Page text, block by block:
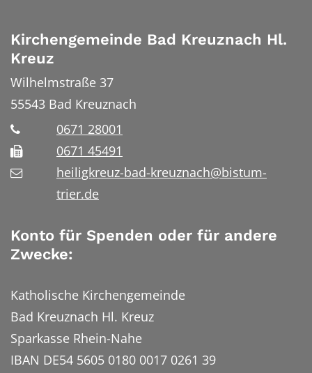
Kirchengemeinde Bad Kreuznach Hl.
Kreuz
Wilhelmstraße 37
55543 Bad Kreuznach
0671 28001
0671 45491
heiligkreuz-bad-kreuznach@bistum-
trier.de
Konto für Spenden oder für andere
Zwecke:
Katholische Kirchengemeinde
Bad Kreuznach Hl. Kreuz
Sparkasse Rhein-Nahe
IBAN DE54 5605 0180 0017 0261 39